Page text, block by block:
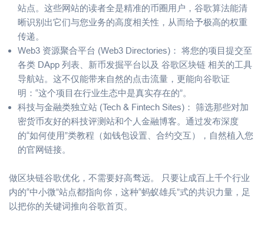
站点。这些网站的读者全是精准的币圈用户，谷歌算法能清
晰识别出它们与您业务的高度相关性，从而给予极高的权重
传递。
Web3 资源聚合平台 (Web3 Directories)： 将您的项目提交至
各类 DApp 列表、新币发掘平台以及 谷歌区块链 相关的工具
导航站。这不仅能带来自然的点击流量，更能向谷歌证
明：“这个项目在行业生态中是真实存在的”。
科技与金融类独立站 (Tech & Fintech Sites)： 筛选那些对加
密货币友好的科技评测站和个人金融博客。通过发布深度
的“如何使用”类教程（如钱包设置、合约交互），自然植入您
的官网链接。
做区块链谷歌优化，不需要好高骛远。 只要让成百上千个行业
内的“中小微”站点都指向你，这种“蚂蚁雄兵”式的共识力量，足
以把你的关键词推向谷歌首页。